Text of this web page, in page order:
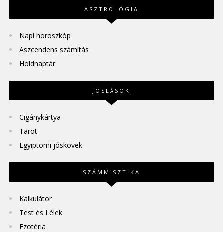
ASZTROLÓGIA
Napi horoszkóp
Aszcendens számítás
Holdnaptár
JÓSLÁSOK
Cigánykártya
Tarot
Egyiptomi jóskövek
SZÁMMISZTIKA
Kalkulátor
Test és Lélek
Ezotéria